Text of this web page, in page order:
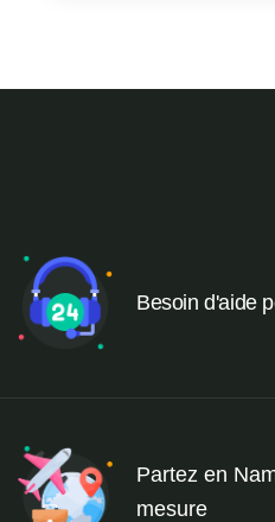
Besoin d'aide
Partez en
mesure